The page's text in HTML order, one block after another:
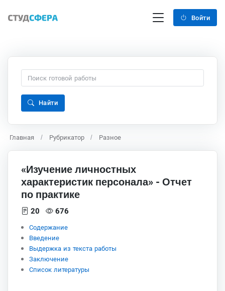
Войти
Найти
Главная Рубрикатор Разное
«Изучение личностных
характеристик персонала» - Отчет
по практике
20 676
Содержание
Введение
Выдержка из текста работы
Заключение
Список литературы